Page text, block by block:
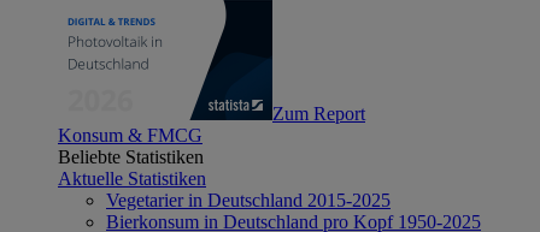
Zum Report
Konsum & FMCG
Beliebte Statistiken
Aktuelle Statistiken
Vegetarier in Deutschland 2015-2025
Bierkonsum in Deutschland pro Kopf 1950-2025